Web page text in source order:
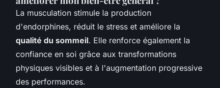
La musculation stimule la production
d'endorphines, réduit le stress et améliore la
qualité du sommeil. Elle renforce également la
confiance en soi grâce aux transformations
physiques visibles et à l'augmentation progressive
des performances.